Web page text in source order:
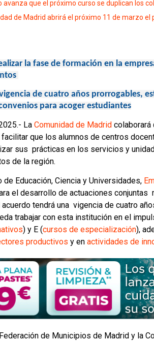
avanza que el próximo curso se duplican los
de Madrid abrirá el próximo 11 de marzo
la fase de formación en la
de cuatro años prorrogables,
para acoger estudiantes
La Comunidad de Madrid
facilitar que los alumnos de centros
sus prácticas en los servicios y
de la región.
de Educación, Ciencia y Universidades,
el desarrollo de actuaciones
tendrá una vigencia de cuatro
trabajar con esta institución en el
) y E (cursos de especialización),
productivos y en actividades de
de Municipios de Madrid y la